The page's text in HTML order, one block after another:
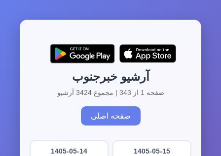
آرشیو خبرجنوب
صفحه 1 از 343 | مجموع 3424 آرشیو
صفحه اصلی
1405-05-15
1405-05-14